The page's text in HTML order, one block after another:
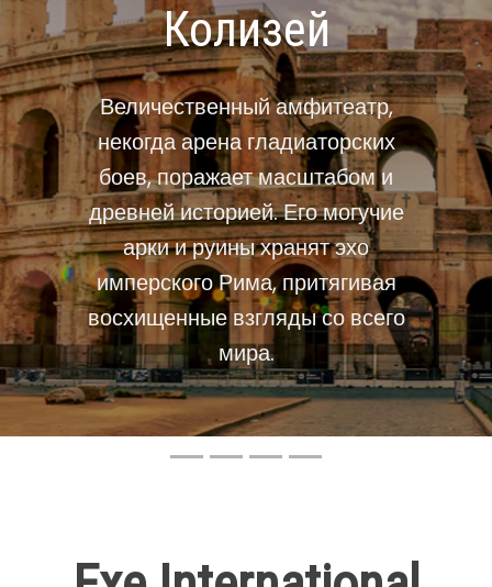
Римский форум
и Палатинский
холм
Сердце Древнего Рима, где
среди руин храмов и базилик
вершились судьбы империи.
Прогулка по древним камням
Форума и зеленым склонам
Палатина оживляет
тысячелетние легенды и
величие прошлого.